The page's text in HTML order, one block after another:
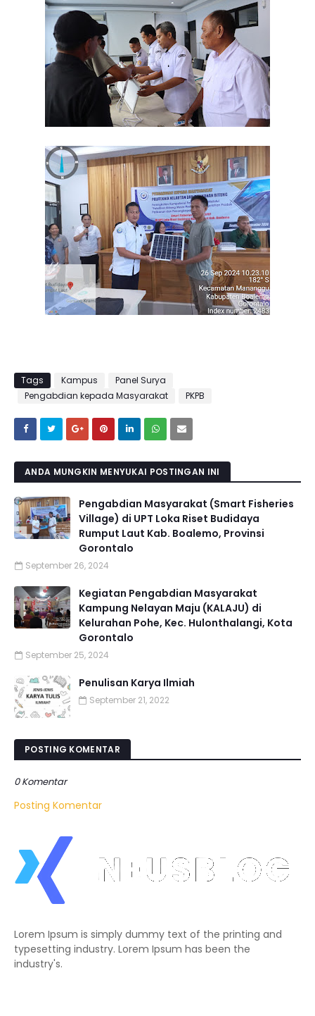
Tags Kampus
Panel Surya
Pengabdian kepada Masyarakat
PKPB
ANDA MUNGKIN MENYUKAI POSTINGAN INI
Pengabdian Masyarakat (Smart Fisheries
Village) di UPT Loka Riset Budidaya
Rumput Laut Kab. Boalemo, Provinsi
Gorontalo
September 26, 2024
Kegiatan Pengabdian Masyarakat
Kampung Nelayan Maju (KALAJU) di
Kelurahan Pohe, Kec. Hulonthalangi, Kota
Gorontalo
September 25, 2024
Penulisan Karya Ilmiah
September 21, 2022
POSTING KOMENTAR
0 Komentar
Posting Komentar
Lorem Ipsum is simply dummy text of the printing and
typesetting industry. Lorem Ipsum has been the
industry's.